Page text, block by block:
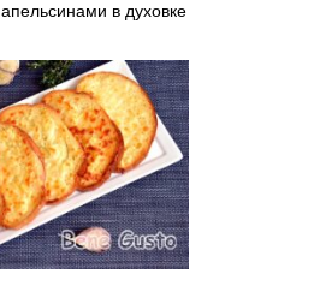
в духовке